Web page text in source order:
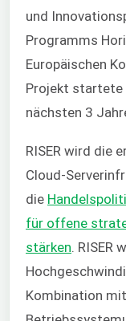
und
Programms
Europäischen
Projekt startete
nächsten 3
RISER wird die
Cloud-
die
für offene
stärken .
Kombination